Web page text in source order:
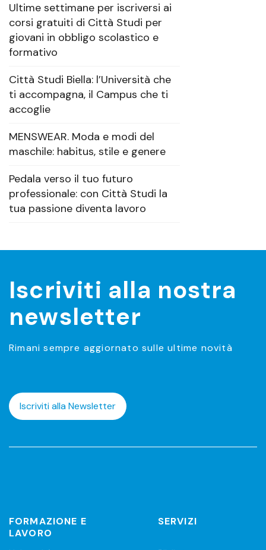
Ultime settimane per iscriversi ai
corsi gratuiti di Città Studi per
giovani in obbligo scolastico e
formativo
Città Studi Biella: l’Università che
ti accompagna, il Campus che ti
accoglie
MENSWEAR. Moda e modi del
maschile: habitus, stile e genere
Pedala verso il tuo futuro
professionale: con Città Studi la
tua passione diventa lavoro
Iscriviti alla nostra
newsletter
Rimani sempre aggiornato sulle ultime novità
Iscriviti alla Newsletter
FORMAZIONE E
LAVORO
SERVIZI